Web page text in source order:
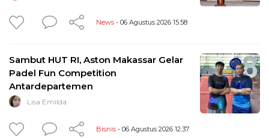
News - 06 Agustus 2026 15:58
Sambut HUT RI, Aston Makassar Gelar
Padel Fun Competition
Antardepartemen
Lisa Emilda
Bisnis - 06 Agustus 2026 12:37